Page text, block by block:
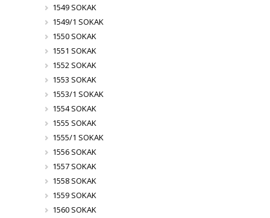
1549 SOKAK
1549/1 SOKAK
1550 SOKAK
1551 SOKAK
1552 SOKAK
1553 SOKAK
1553/1 SOKAK
1554 SOKAK
1555 SOKAK
1555/1 SOKAK
1556 SOKAK
1557 SOKAK
1558 SOKAK
1559 SOKAK
1560 SOKAK